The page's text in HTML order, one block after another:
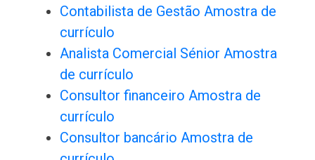
Contabilista de Gestão Amostra de
currículo
Analista Comercial Sénior Amostra
de currículo
Consultor financeiro Amostra de
currículo
Consultor bancário Amostra de